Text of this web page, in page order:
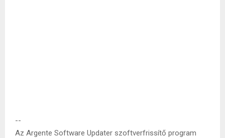
--
Az Argente Software Updater szoftverfrissítő program